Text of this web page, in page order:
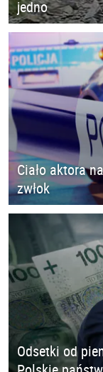
jedno
Ciało aktora
zwłok
Odsetki od